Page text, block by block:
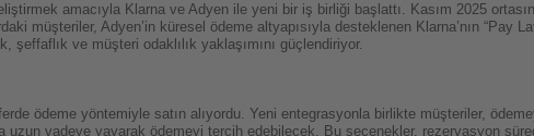
amacıyla Klarna ve Adyen ile yeni bir iş birliği başlattı. Kasım 2025
müşteriler, Adyen’in küresel ödeme altyapısıyla desteklenen Klarna’nın “Pay
şeffaflık ve müşteri odaklılık yaklaşımını güçlendiriyor.
ödeme yöntemiyle satın alıyordu. Yeni entegrasyonla birlikte müşteriler,
uzun vadeye yayarak ödemeyi tercih edebilecek. Bu seçenekler, rezervasyon